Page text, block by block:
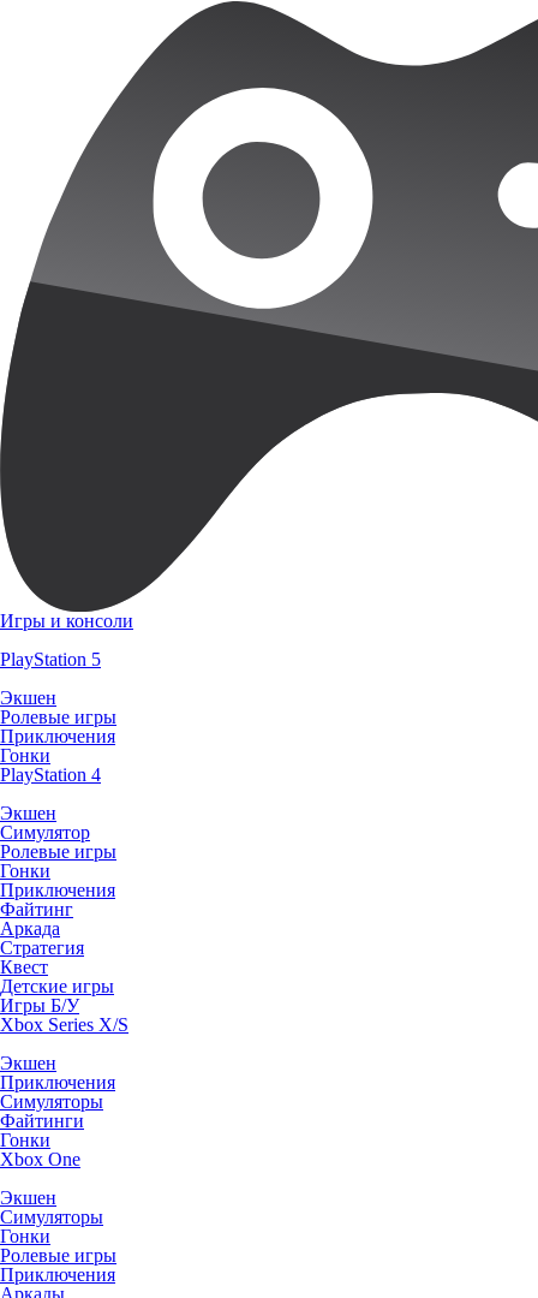
Игры и консоли
PlayStation 5
Экшен
Ролевые игры
Приключения
Гонки
PlayStation 4
Экшен
Симулятор
Ролевые игры
Гонки
Приключения
Файтинг
Аркада
Стратегия
Квест
Детские игры
Игры Б/У
Xbox Series X/S
Экшен
Приключения
Симуляторы
Файтинги
Гонки
Xbox One
Экшен
Симуляторы
Гонки
Ролевые игры
Приключения
Аркады